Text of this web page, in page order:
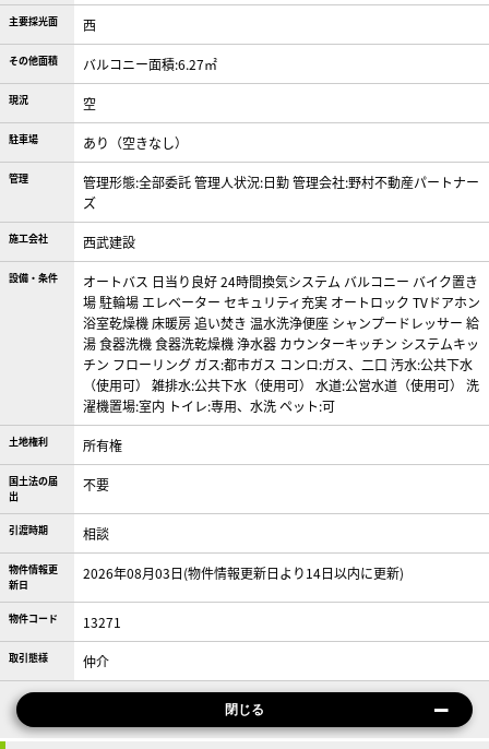
主要採光面 西
その他面積 バルコニー面積:6.27㎡
現況 空
駐車場 あり（空きなし）
管理
管理形態:全部委託 管理人状況:日勤 管理会社:野村不動産パートナー
ズ
施工会社 西武建設
設備・条件 オートバス 日当り良好24時間換気システム バルコニー バイク置き
場駐輪場 エレベーター セキュリティ充実 オートロック TVドアホン
浴室乾燥機 床暖房追い焚き 温水洗浄便座 シャンプードレッサー 給
湯食器洗機食器洗乾燥機浄水器 カウンターキッチン システムキッ
チン フローリング ガス:都市ガス コンロ:ガス、二口 汚水:公共下水
（使用可）
雑排水:公共下水（使用可） 水道:公営水道（使用可）
洗
濯機置場:室内 トイレ:専用、水洗ペット:可
土地権利 所有権
国土法の届
出
不要
引渡時期 相談
物件情報更
新日
2026年08月03日(物件情報更新日より14日以内に更新)
物件コード 13271
取引態様 仲介
閉じる